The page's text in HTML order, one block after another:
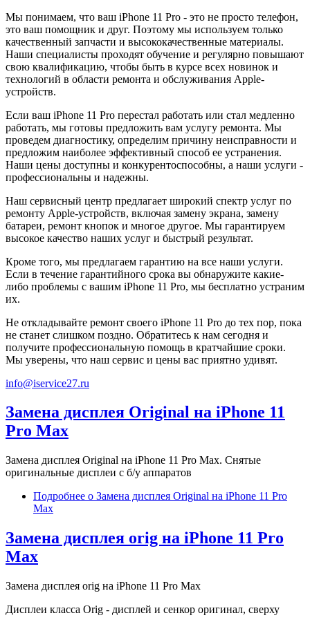
Мы понимаем, что ваш iPhone 11 Pro - это не просто телефон,
это ваш помощник и друг. Поэтому мы используем только
качественный запчасти и высококачественные материалы.
Наши специалисты проходят обучение и регулярно повышают
свою квалификацию, чтобы быть в курсе всех новинок и
технологий в области ремонта и обслуживания Apple-
устройств.
Если ваш iPhone 11 Pro перестал работать или стал медленно
работать, мы готовы предложить вам услугу ремонта. Мы
проведем диагностику, определим причину неисправности и
предложим наиболее эффективный способ ее устранения.
Наши цены доступны и конкурентоспособны, а наши услуги -
профессиональны и надежны.
Наш сервисный центр предлагает широкий спектр услуг по
ремонту Apple-устройств, включая замену экрана, замену
батареи, ремонт кнопок и многое другое. Мы гарантируем
высокое качество наших услуг и быстрый результат.
Кроме того, мы предлагаем гарантию на все наши услуги.
Если в течение гарантийного срока вы обнаружите какие-
либо проблемы с вашим iPhone 11 Pro, мы бесплатно устраним
их.
Не откладывайте ремонт своего iPhone 11 Pro до тех пор, пока
не станет слишком поздно. Обратитесь к нам сегодня и
получите профессиональную помощь в кратчайшие сроки.
Мы уверены, что наш сервис и цены вас приятно удивят.
info@iservice27.ru
Замена дисплея Original на iPhone 11
Pro Max
Замена дисплея Original на iPhone 11 Pro Max. Снятые
оригинальные дисплеи с б/у аппаратов
Подробнее о Замена дисплея Original на iPhone 11 Pro
Max
Замена дисплея orig на iPhone 11 Pro
Max
Замена дисплея orig на iPhone 11 Pro Max
Дисплеи класса Orig - дисплей и сенкор оригинал, сверху